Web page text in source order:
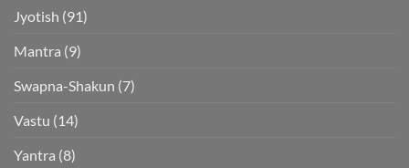
Jyotish (91)
Mantra (9)
Swapna-Shakun (7)
Vastu (14)
Yantra (8)